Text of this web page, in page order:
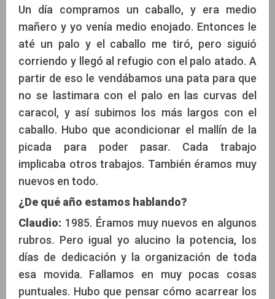
Un día compramos un caballo, y era medio
mañero y yo venía medio enojado. Entonces le
até un palo y el caballo me tiró, pero siguió
corriendo y llegó al refugio con el palo atado. A
partir de eso le vendábamos una pata para que
no se lastimara con el palo en las curvas del
caracol, y así subimos los más largos con el
caballo. Hubo que acondicionar el mallín de la
picada para poder pasar. Cada trabajo
implicaba otros trabajos. También éramos muy
nuevos en todo.
¿De qué año estamos hablando?
Claudio: 1985. Éramos muy nuevos en algunos
rubros. Pero igual yo alucino la potencia, los
días de dedicación y la organización de toda
esa movida. Fallamos en muy pocas cosas
puntuales. Hubo que pensar cómo acarrear los